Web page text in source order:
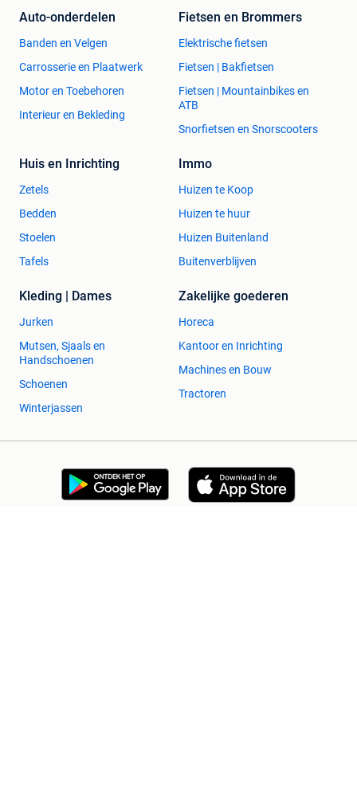
Auto-onderdelen
Banden en Velgen
Carrosserie en Plaatwerk
Motor en Toebehoren
Interieur en Bekleding
Fietsen en Brommers
Elektrische fietsen
Fietsen | Bakfietsen
Fietsen | Mountainbikes en
ATB
Snorfietsen en Snorscooters
Huis en Inrichting
Zetels
Bedden
Stoelen
Tafels
Immo
Huizen te Koop
Huizen te huur
Huizen Buitenland
Buitenverblijven
Kleding | Dames
Jurken
Mutsen, Sjaals en
Handschoenen
Schoenen
Winterjassen
Zakelijke goederen
Horeca
Kantoor en Inrichting
Machines en Bouw
Tractoren